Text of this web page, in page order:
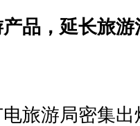
品，延长旅游
旅游局密集出